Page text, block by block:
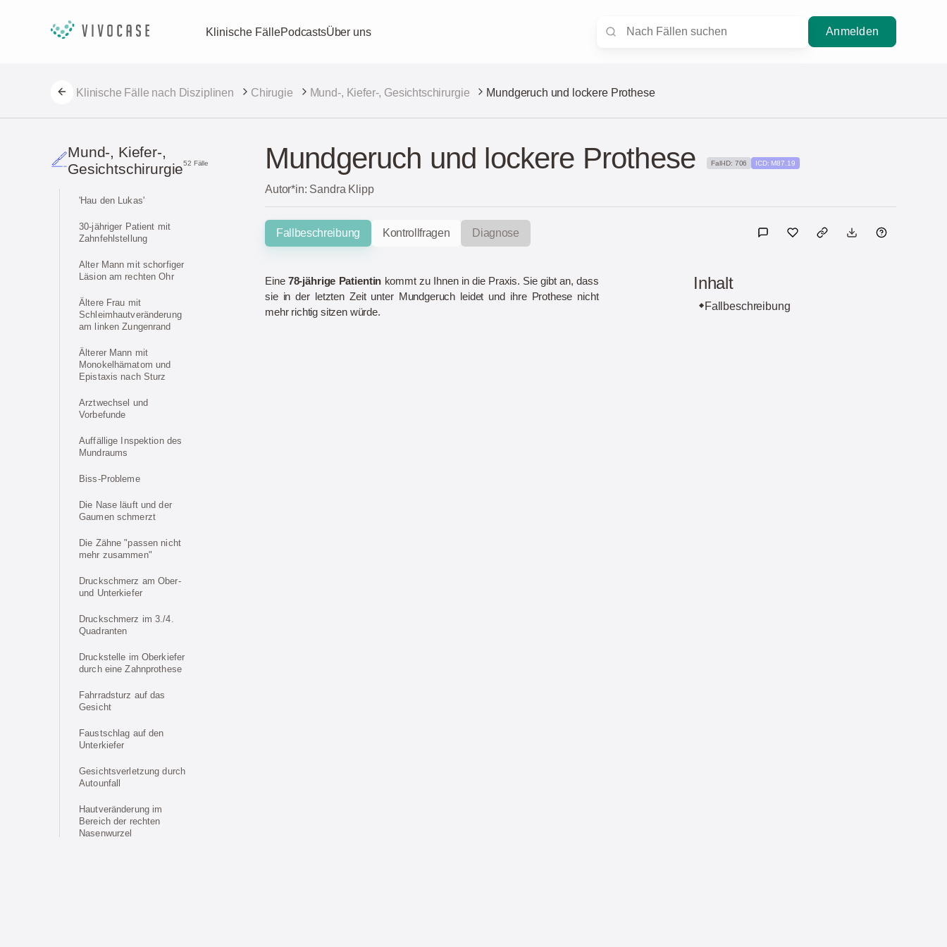
Klinische FällePodcastsÜber uns Anmelden
Klinische Fälle nach Disziplinen Chirugie Mund-, Kiefer-, Gesichtschirurgie Mundgeruch und lockere Prothese
Mund-, Kiefer-,
Gesichtschirurgie52 Fälle
'Hau den Lukas'
30-jähriger Patient mit
Zahnfehlstellung
Alter Mann mit schorfiger
Läsion am rechten Ohr
Ältere Frau mit
Schleimhautveränderung
am linken Zungenrand
Älterer Mann mit
Monokelhämatom und
Epistaxis nach Sturz
Arztwechsel und
Vorbefunde
Auffällige Inspektion des
Mundraums
Biss-Probleme
Die Nase läuft und der
Gaumen schmerzt
Die Zähne "passen nicht
mehr zusammen"
Druckschmerz am Ober-
und Unterkiefer
Druckschmerz im 3./4.
Quadranten
Druckstelle im Oberkiefer
durch eine Zahnprothese
Fahrradsturz auf das
Gesicht
Faustschlag auf den
Unterkiefer
Gesichtsverletzung durch
Autounfall
Hautveränderung im
Bereich der rechten
Nasenwurzel
Mundgeruch und lockere Prothese Fall-ID: 706 ICD: M87.19
Autor*in: Sandra Klipp
Fallbeschreibung Kontrollfragen Diagnose
Eine 78-jährige Patientin kommt zu Ihnen in die Praxis. Sie gibt an, dass
sie in der letzten Zeit unter Mundgeruch leidet und ihre Prothese nicht
mehr richtig sitzen würde.
Inhalt
Fallbeschreibung